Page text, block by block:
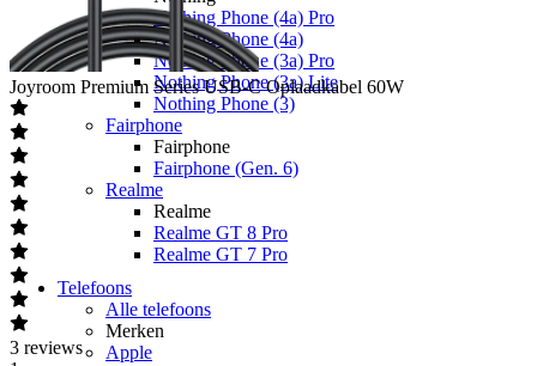
Nothing Phone (4a) Pro
Nothing Phone (4a)
Nothing Phone (3a) Pro
Nothing Phone (3a) Lite
Nothing Phone (3)
Fairphone
Fairphone
Fairphone (Gen. 6)
Realme
Realme
Realme GT 8 Pro
Realme GT 7 Pro
Telefoons
Alle telefoons
Merken
Apple
Joyroom Premium Series USB-C Oplaadkabel 60W
3 reviews